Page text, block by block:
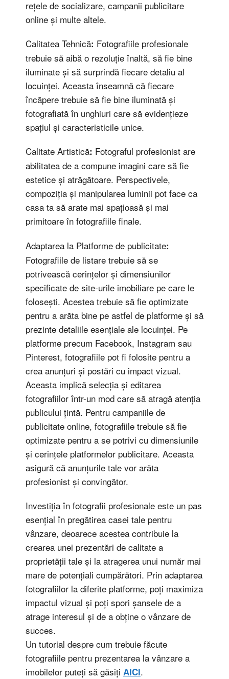
rețele de socializare, campanii publicitare
online și multe altele.
Calitatea Tehnică: Fotografiile profesionale
trebuie să aibă o rezoluție înaltă, să fie bine
iluminate și să surprindă fiecare detaliu al
locuinței. Aceasta înseamnă că fiecare
încăpere trebuie să fie bine iluminată și
fotografiată în unghiuri care să evidențieze
spațiul și caracteristicile unice.
Calitate Artistică: Fotograful profesionist are
abilitatea de a compune imagini care să fie
estetice și atrăgătoare. Perspectivele,
compoziția și manipularea luminii pot face ca
casa ta să arate mai spațioasă și mai
primitoare în fotografiile finale.
Adaptarea la Platforme de publicitate:
Fotografiile de listare trebuie să se
potrivească cerințelor și dimensiunilor
specificate de site-urile imobiliare pe care le
folosești. Acestea trebuie să fie optimizate
pentru a arăta bine pe astfel de platforme și să
prezinte detaliile esențiale ale locuinței. Pe
platforme precum Facebook, Instagram sau
Pinterest, fotografiile pot fi folosite pentru a
crea anunțuri și postări cu impact vizual.
Aceasta implică selecția și editarea
fotografiilor într-un mod care să atragă atenția
publicului țintă. Pentru campaniile de
publicitate online, fotografiile trebuie să fie
optimizate pentru a se potrivi cu dimensiunile
și cerințele platformelor publicitare. Aceasta
asigură că anunțurile tale vor arăta
profesionist și convingător.
Investiția în fotografii profesionale este un pas
esențial în pregătirea casei tale pentru
vânzare, deoarece acestea contribuie la
crearea unei prezentări de calitate a
proprietății tale și la atragerea unui număr mai
mare de potențiali cumpărători. Prin adaptarea
fotografiilor la diferite platforme, poți maximiza
impactul vizual și poți spori șansele de a
atrage interesul și de a obține o vânzare de
succes.
Un tutorial despre cum trebuie făcute
fotografiile pentru prezentarea la vânzare a
imobilelor puteți să găsiți AICI.